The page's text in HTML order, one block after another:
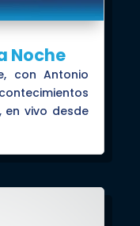
Noche
con Antonio
en vivo desde